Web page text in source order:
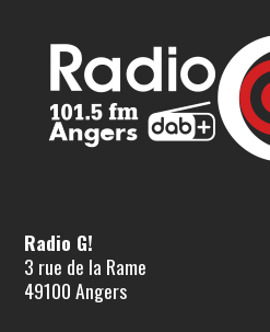
Radio G!
3 rue de la Rame
49100 Angers